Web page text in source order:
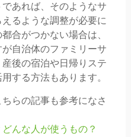
あれば、そのようなサ
るような調整が必要に
合がつかない場合は、
自治体のファミリーサ
後の宿泊や日帰りステ
する方法もあります。
らの記事も参考になさ
んな人が使うもの？